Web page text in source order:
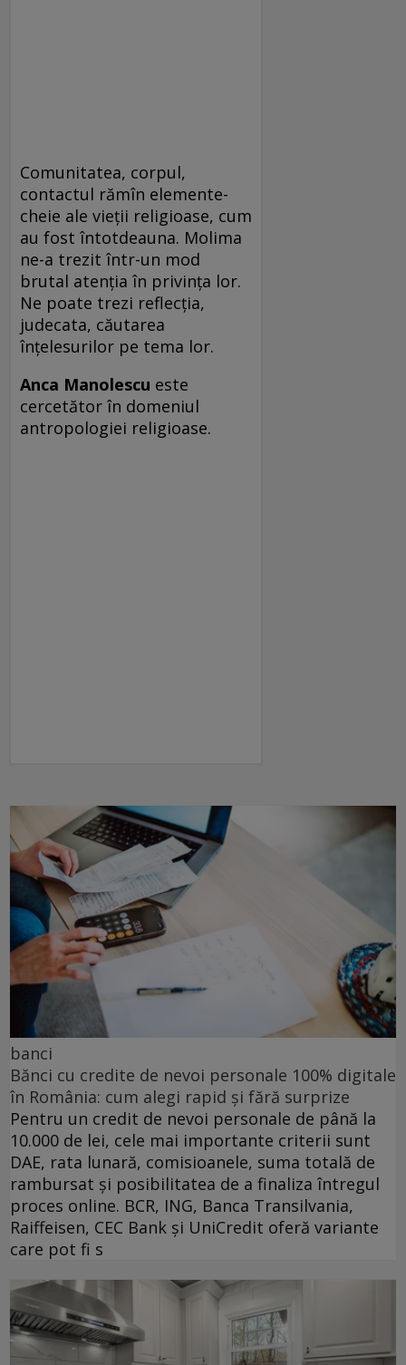
Comunitatea, corpul,
contactul rămîn elemente-
cheie ale vieţii religioase, cum
au fost întotdeauna. Molima
ne-a trezit într-un mod
brutal atenţia în privinţa lor.
Ne poate trezi reflecţia,
judecata, căutarea
înţelesurilor pe tema lor.
Anca Manolescu este
cercetător în domeniul
antropologiei religioase.
banci
Bănci cu credite de nevoi personale 100% digitale
în România: cum alegi rapid și fără surprize
Pentru un credit de nevoi personale de până la
10.000 de lei, cele mai importante criterii sunt
DAE, rata lunară, comisioanele, suma totală de
rambursat și posibilitatea de a finaliza întregul
proces online. BCR, ING, Banca Transilvania,
Raiffeisen, CEC Bank și UniCredit oferă variante
care pot fi s